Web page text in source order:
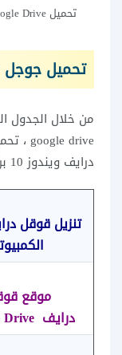
تحميل Google Drive للكمبيوتر وكيفية استخدام قوقل درايف
تحميل جوجل
من خلال الجدول
google drive ،
درايف ويندوز 10 برابط مباشر من هنا :
تنزيل قوقل
موقع
درايف Drive